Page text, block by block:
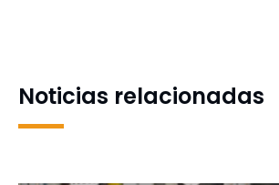
Noticias relacionadas